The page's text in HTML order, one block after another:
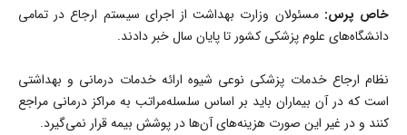
خاص پرس: مسئولان وزارت بهداشت از اجرای سیستم ارجاع در تمامی
دانشگاه‌های علوم پزشکی کشور تا پایان سال خبر دادند.
نظام ارجاع خدمات پزشکی نوعی شیوه ارائه خدمات درمانی و بهداشتی
است که در آن بیماران باید بر اساس سلسله‌مراتب به مراکز درمانی مراجع
کنند و در غیر این صورت هزینه‌های آن‌ها در پوشش بیمه قرار نمی‌گیرد.